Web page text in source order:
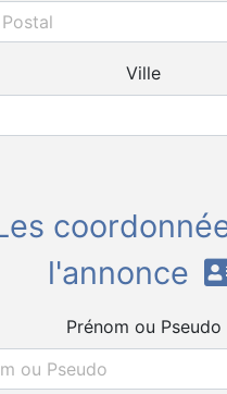
Ville
l'annonce
Prénom ou Pseudo